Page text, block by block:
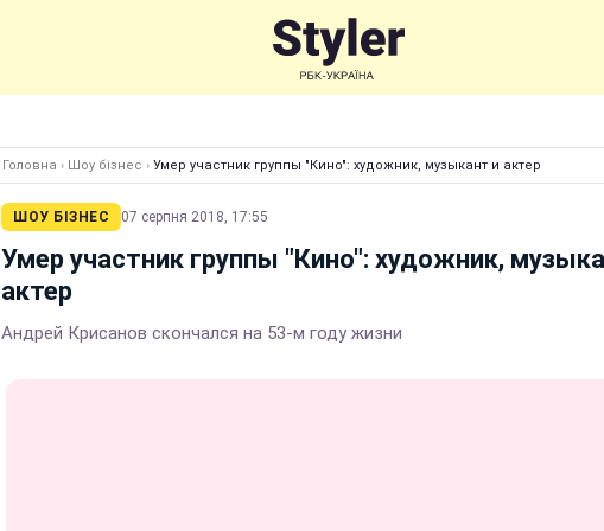
Головна › Шоу бізнес › Умер участник группы "Кино": художник, музыкант и актер
ШОУ БІЗНЕС 07 серпня 2018, 17:55
Умер участник группы "Кино": художник,
актер
Андрей Крисанов скончался на 53-м году жизни